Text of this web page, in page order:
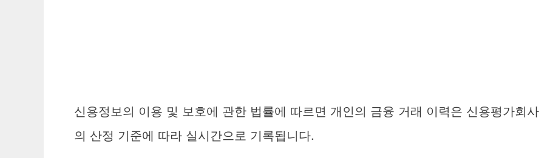
신용정보의 이용 및 보호에 관한 법률에 따르면 개인의 금융 거래 이력은 신용평가회사
의 산정 기준에 따라 실시간으로 기록됩니다.